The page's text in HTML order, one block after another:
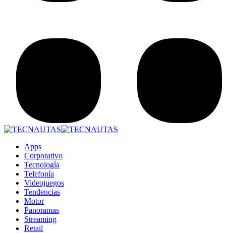
Apps
Corporativo
Tecnología
Telefonía
Videojuegos
Tendencias
Motor
Panoramas
Streaming
Retail